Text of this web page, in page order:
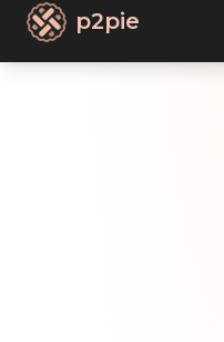
p2pie